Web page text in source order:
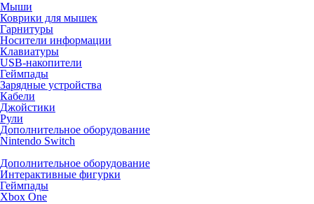
Мыши
Коврики для мышек
Гарнитуры
Носители информации
Клавиатуры
USB-накопители
Геймпады
Зарядные устройства
Кабели
Джойстики
Рули
Дополнительное оборудование
Nintendo Switch
Дополнительное оборудование
Интерактивные фигурки
Геймпады
Xbox One